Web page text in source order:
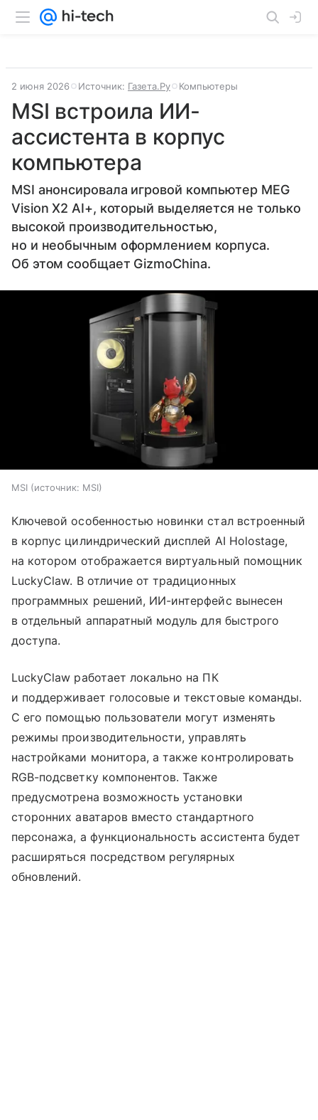
2 июня 2026 Источник: Газета.Ру Компьютеры
MSI встроила ИИ-
ассистента в корпус
компьютера
MSI анонсировала игровой компьютер MEG
Vision X2 AI+, который выделяется не только
высокой производительностью,
но и необычным оформлением корпуса.
Об этом сообщает GizmoChina.
MSI источник: MSI
Ключевой особенностью новинки стал встроенный
в корпус цилиндрический дисплей AI Holostage,
на котором отображается виртуальный помощник
LuckyClaw. В отличие от традиционных
программных решений, ИИ-интерфейс вынесен
в отдельный аппаратный модуль для быстрого
доступа.
LuckyClaw работает локально на ПК
и поддерживает голосовые и текстовые команды.
С его помощью пользователи могут изменять
режимы производительности, управлять
настройками монитора, а также контролировать
RGB-подсветку компонентов. Также
предусмотрена возможность установки
сторонних аватаров вместо стандартного
персонажа, а функциональность ассистента будет
расширяться посредством регулярных
обновлений.